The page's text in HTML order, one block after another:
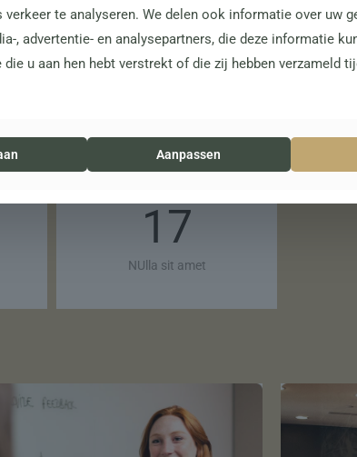
NUlla sit amet
17
verkeer te analyseren. We delen ook informatie over uw
, advertentie- en analysepartners, die deze informatie
u aan hen hebt verstrekt of die zij hebben verzameld
Aanpassen